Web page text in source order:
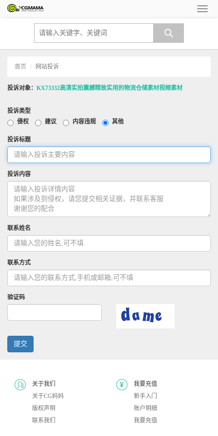
首页 网站投诉
投诉对象： KX73332高清实拍震撼精致实用的物流仓储素材视频素材
投诉类型
侵权
建议 内容违规 其他
投诉标题
投诉内容
联系姓名
联系方式
验证码
提交
关于我们
关于CG妈妈
版权声明
联系我们
我要充值
新手入门
账户明细
我要充值